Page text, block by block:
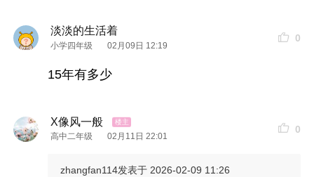
淡淡的生活着
小学四年级 02月09日 12:19
0
15年有多少
X像风一般
高中二年级 02月11日 22:01
0
zhangfan114发表于 2026-02-09 11:26